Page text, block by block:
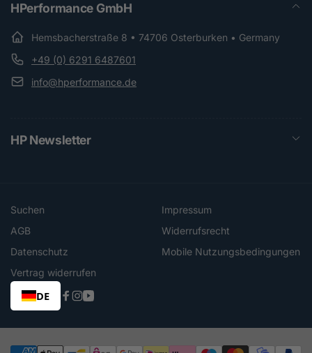
HPerformance GmbH
Hemsbacherstraße 8 • 74706 Osterburken • Germany
+49 (0) 6291 6487601
info@hperformance.de
HP Newsletter
Suchen
Impressum
AGB
Widerrufsrecht
Datenschutz
Mobile Nutzungsbedingungen
Vertrag widerrufen
DE
Facebook
Instagram
YouTube